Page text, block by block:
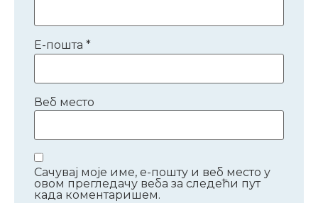
Е-пошта *
Веб место
Сачувај моје име, е-пошту и веб место у
овом прегледачу веба за следећи пут
када коментаришем.